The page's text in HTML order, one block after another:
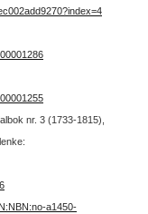
nr. 3 (1733-1815),
a1450-